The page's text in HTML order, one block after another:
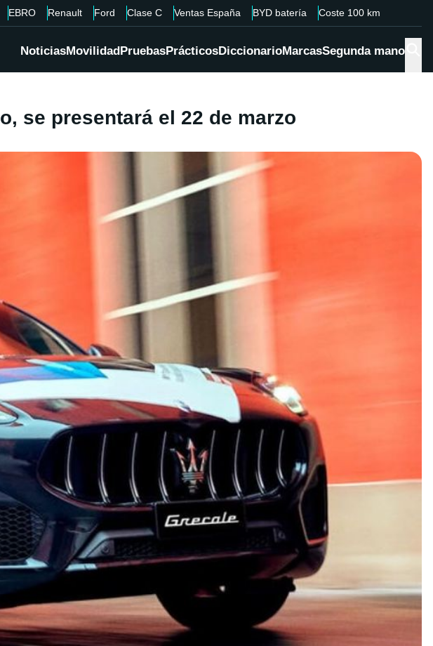
EBRO Renault Ford Clase C Ventas España BYD batería Coste 100 km
NoticiasMovilidadPruebasPrácticosDiccionarioMarcasSegunda mano
se presentará el 22 de marzo